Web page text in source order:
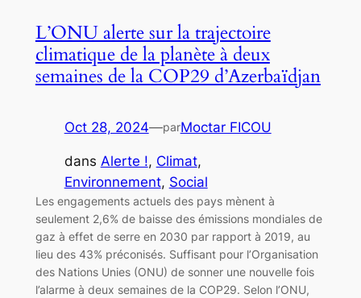
L’ONU alerte sur la trajectoire
climatique de la planète à deux
semaines de la COP29 d’Azerbaïdjan
Oct 28, 2024—parMoctar FICOU
dans Alerte !, Climat
Environnement, Social
Les engagements actuels des pays mènent à
seulement 2,6% de baisse des émissions mondiales de
gaz à effet de serre en 2030 par rapport à 2019, au
lieu des 43% préconisés. Suffisant pour l’Organisation
des Nations Unies (ONU) de sonner une nouvelle fois
l’alarme à deux semaines de la COP29. Selon l’ONU,